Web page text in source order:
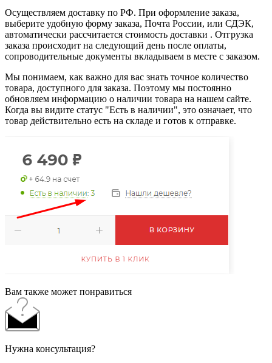
Осуществляем доставку по РФ. При оформление заказа,
выберите удобную форму заказа, Почта России, или СДЭК,
автоматически рассчитается стоимость доставки . Отгрузка
заказа происходит на следующий день после оплаты,
сопроводительные документы вкладываем в месте с заказом.
Мы понимаем, как важно для вас знать точное количество
товара, доступного для заказа. Поэтому мы постоянно
обновляем информацию о наличии товара на нашем сайте.
Когда вы видите статус "Есть в наличии", это означает, что
товар действительно есть на складе и готов к отправке.
Вам также может понравиться
Нужна консультация?